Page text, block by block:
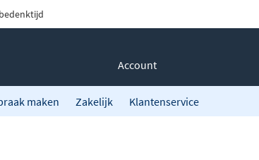
Account
maken Zakelijk Klantenservice